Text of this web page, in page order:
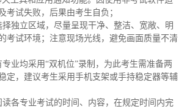
考试失败，后果由考生自负；
独立区域，尽量呈现干净、整洁、宽敞、明
考试环境；注意现场光线，避免画面质量不清
业均采用“双机位”录制，为此考生需准备两
定，建议考生采用手机支架或手持稳定器等辅
读各专业考试的时间、内容，在规定时间内完